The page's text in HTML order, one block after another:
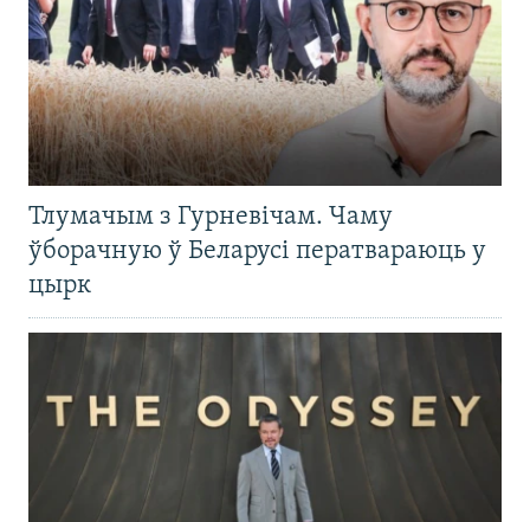
Тлумачым з Гурневічам. Чаму
ўборачную ў Беларусі ператвараюць у
цырк